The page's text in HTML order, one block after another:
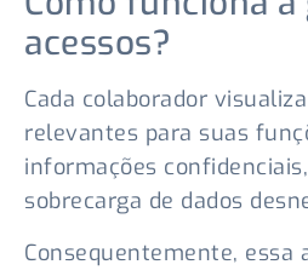
acessos?
Cada colaborador
relevantes para suas
informações
sobrecarga de dados
Consequentemente, essa